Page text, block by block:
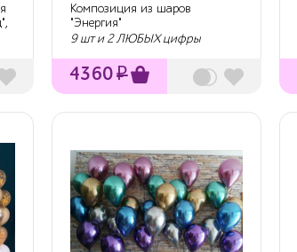
Композиция из шаров
"Энергия"
9 шт и 2 ЛЮБЫХ цифры
4360₽